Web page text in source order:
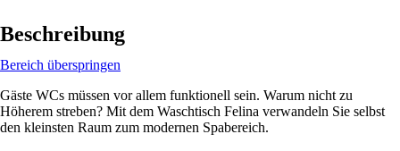
Beschreibung
Bereich überspringen
Gäste WCs müssen vor allem funktionell sein. Warum nicht zu
Höherem streben? Mit dem Waschtisch Felina verwandeln Sie selbst
den kleinsten Raum zum modernen Spabereich.